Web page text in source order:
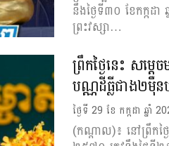
នឹងថ្ងៃទី៣០ ខែកក្ក
ព្រះវស្សា…
ព្រឹកថ្ងៃនេះ សម្
បណ្ណដីធ្លី​ជាង២
ថ្ងៃទី 29 ខែ កក្កដា ឆ្នាំ
(កណ្តាល)៖ នៅព្រឹកថ្